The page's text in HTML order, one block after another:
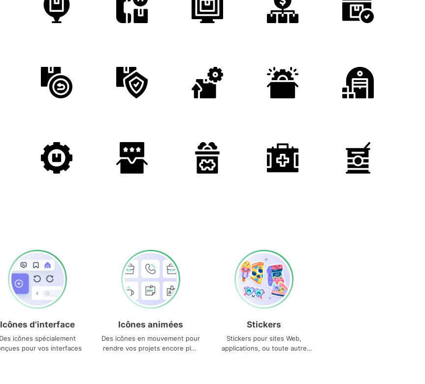
Icônes d'interface
Des icônes spécialement
pour vos interfaces
Icônes animées
Des icônes en mouvement pour
rendre vos projets encore plus
Stickers
Stickers pour sites Web,
applications, ou toute autre